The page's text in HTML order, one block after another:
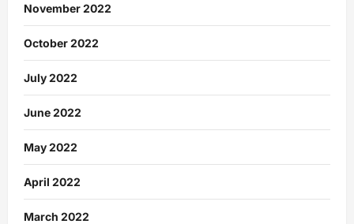
November 2022
October 2022
July 2022
June 2022
May 2022
April 2022
March 2022